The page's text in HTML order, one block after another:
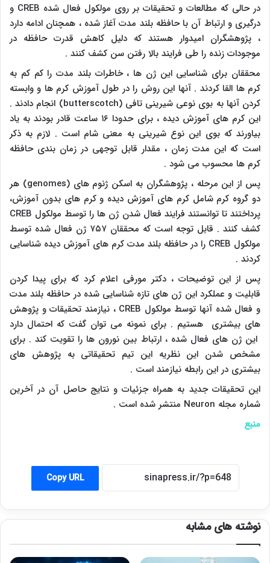
در حالی که مطالعات و تحقیقات بر روی مولکول فعال شده CREB و
درگیری و ارتباط آن با حافظه بلند مدت آغاز شده ، همچنان ادامه دارد
، پژوهشگران امیدوار هستند که دلیل کاهش قدرت حافظه در
موجودات زنده را طی فرایند بالا رفتن سن کشف کنند .
محققان برای شناسایی این ژن ها ، خاطرات بلند مدت را کم کم به
کرم ها القا کردند . آنها این روش را در طول آموزش کرم ها و وابسته
کردن آنها به بوی نوعی شیرینی تافی (butterscotch) انجام دادند .
این کرم های آموزش دیده ، برای حدودا ۱۶ ساعت قادر بودند به یاد
بیاورند که بوی این نوع شیرینی به معنی شام است . لازم به ذکر
است که این مدت زمان ، مقدار قابل توجهی در زمان بندی حافظه
کرم ها محسوب می شود .
پس از این مرحله ، پژوهشگران به اسکن ژنوم های (genomes) هر
دو گروه کرم شامل کرم های آموزش دیده و کرم های بدون آموزش،
پرداختند تا توانستند فرایند فعال شدن ژن ها را توسط مولکول CREB
کشف کنند . قابل توجه است که محققان ۷۵۷ ژن فعال شده توسط
مولکول CREB را در حافظه بلند مدت کرم های آموزش دیده شناسایی
کردند .
پس از این توضیحات ، دکتر مورفی اعلام کرد که برای پیدا کردن
قابلیت و عملکرد این ژن های تازه شناسایی شده در حافظه بلند مدت
و فعال شده آنها توسط مولکول CREB ، نیازمند تحقیقات و پژوهش
های بیشتری هستیم . برای نمونه می توان گفت که احتمال دارد
این ژن های فعال شده ، ارتباط بین نورون ها را تقویت کند . برای
مشخص شدن این نظریه این تیم تحقیقاتی به پژوهش های
بیشتری در این رابطه نیازمند است .
این تحقیقات جدید به همراه جزئیات و نتایج حاصل آن در آخرین
شماره مجله Neuron منتشر شده است .
منبع
Copy URL
نوشته های مشابه